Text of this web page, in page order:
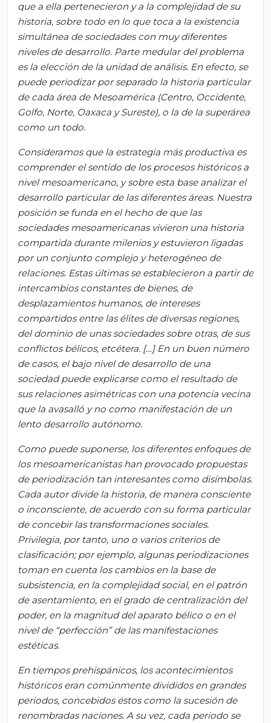
que a ella pertenecieron y a la complejidad de su
historia, sobre todo en lo que toca a la existencia
simultánea de sociedades con muy diferentes
niveles de desarrollo. Parte medular del problema
es la elección de la unidad de análisis. En efecto, se
puede periodizar por separado la historia particular
de cada área de Mesoamérica (Centro, Occidente,
Golfo, Norte, Oaxaca y Sureste), o la de la superárea
como un todo.
Consideramos que la estrategia más productiva es
comprender el sentido de los procesos históricos a
nivel mesoamericano, y sobre esta base analizar el
desarrollo particular de las diferentes áreas. Nuestra
posición se funda en el hecho de que las
sociedades mesoamericanas vivieron una historia
compartida durante milenios y estuvieron ligadas
por un conjunto complejo y heterogéneo de
relaciones. Estas últimas se establecieron a partir de
intercambios constantes de bienes, de
desplazamientos humanos, de intereses
compartidos entre las élites de diversas regiones,
del dominio de unas sociedades sobre otras, de sus
conflictos bélicos, etcétera. […] En un buen número
de casos, el bajo nivel de desarrollo de una
sociedad puede explicarse como el resultado de
sus relaciones asimétricas con una potencia vecina
que la avasalló y no como manifestación de un
lento desarrollo autónomo.
Como puede suponerse, los diferentes enfoques de
los mesoamericanistas han provocado propuestas
de periodización tan interesantes como disímbolas.
Cada autor divide la historia, de manera consciente
o inconsciente, de acuerdo con su forma particular
de concebir las transformaciones sociales.
Privilegia, por tanto, uno o varios criterios de
clasificación; por ejemplo, algunas periodizaciones
toman en cuenta los cambios en la base de
subsistencia, en la complejidad social, en el patrón
de asentamiento, en el grado de centralización del
poder, en la magnitud del aparato bélico o en el
nivel de “perfección” de las manifestaciones
estéticas.
En tiempos prehispánicos, los acontecimientos
históricos eran comúnmente divididos en grandes
periodos, concebidos éstos como la sucesión de
renombradas naciones. A su vez, cada periodo se